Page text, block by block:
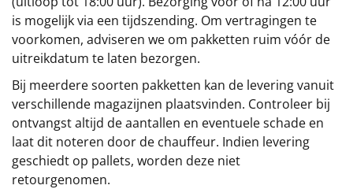
is mogelijk via een tijdszending. Om vertragingen te
voorkomen, adviseren we om pakketten ruim vóór de
uitreikdatum te laten bezorgen.
Bij meerdere soorten pakketten kan de levering vanuit
verschillende magazijnen plaatsvinden. Controleer bij
ontvangst altijd de aantallen en eventuele schade en
laat dit noteren door de chauffeur. Indien levering
geschiedt op pallets, worden deze niet
retourgenomen.